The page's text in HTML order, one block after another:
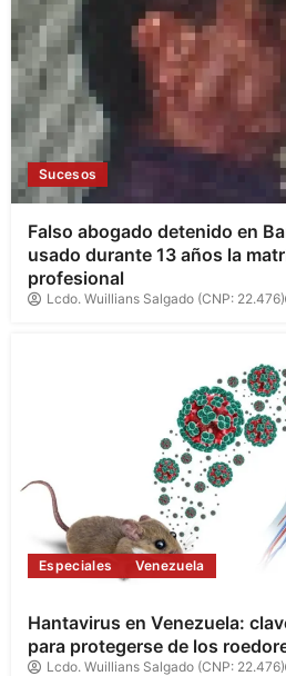
Sucesos
Falso abogado detenido en
usado durante 13 años la
profesional
Lcdo. Wuillians Salgado (CNP: 22.476)
Especiales Venezuela
Hantavirus en Venezuela:
para protegerse de los
Lcdo. Wuillians Salgado (CNP: 22.476)